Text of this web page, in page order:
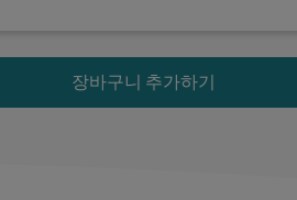
장바구니 추가하기